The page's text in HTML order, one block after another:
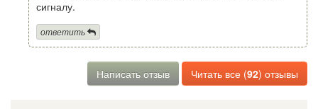
сигналу.
ответить
Написать отзыв Читать все (92) отзывы